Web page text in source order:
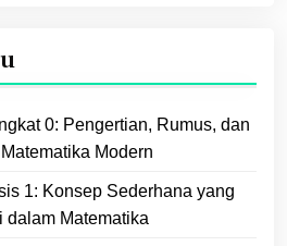
0: Pengertian, Rumus, dan
Modern
1: Konsep Sederhana yang
Matematika